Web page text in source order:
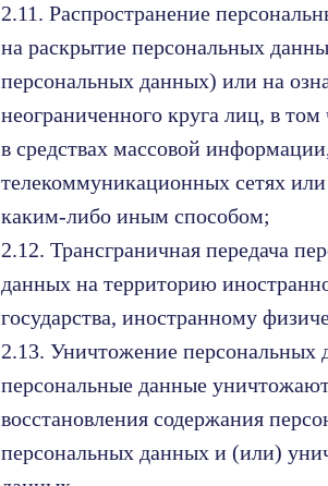
2.11. Распространение
на раскрытие персональных
персональных данных) или на
неограниченного круга лиц, в
в средствах массовой
телекоммуникационных сетях
каким-либо иным способом;
2.12. Трансграничная передача
данных на территорию
государства, иностранному
2.13. Уничтожение персональных
персональные данные
восстановления содержания
персональных данных и (или)